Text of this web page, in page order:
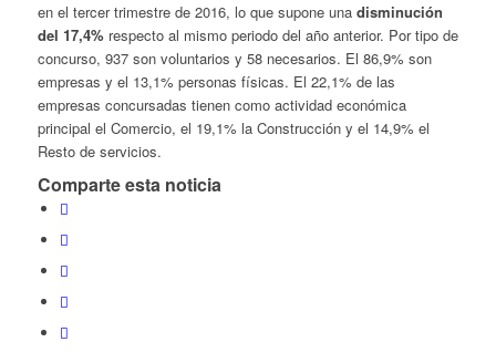
en el tercer trimestre de 2016, lo que supone una disminución
del 17,4%respecto al mismo periodo del año anterior. Por tipo de
concurso, 937 son voluntarios y 58 necesarios. El 86,9% son
empresas y el 13,1% personas físicas. El 22,1% de las
empresas concursadas tienen como actividad económica
principal el Comercio, el 19,1% la Construcción y el 14,9% el
Resto de servicios.
Comparte esta noticia